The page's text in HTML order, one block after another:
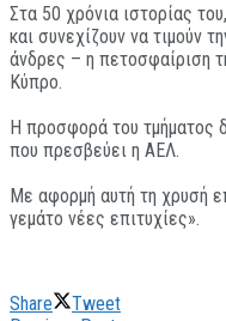
Στα 50 χρόνια ιστορίας
και συνεχίζουν να τιμούν
άνδρες – η πετοσφαίριση
Κύπρο.
Η προσφορά του τμήματος
που πρεσβεύει η ΑΕΛ.
Με αφορμή αυτή τη χρυσή
γεμάτο νέες επιτυχίες».
Share
Tweet